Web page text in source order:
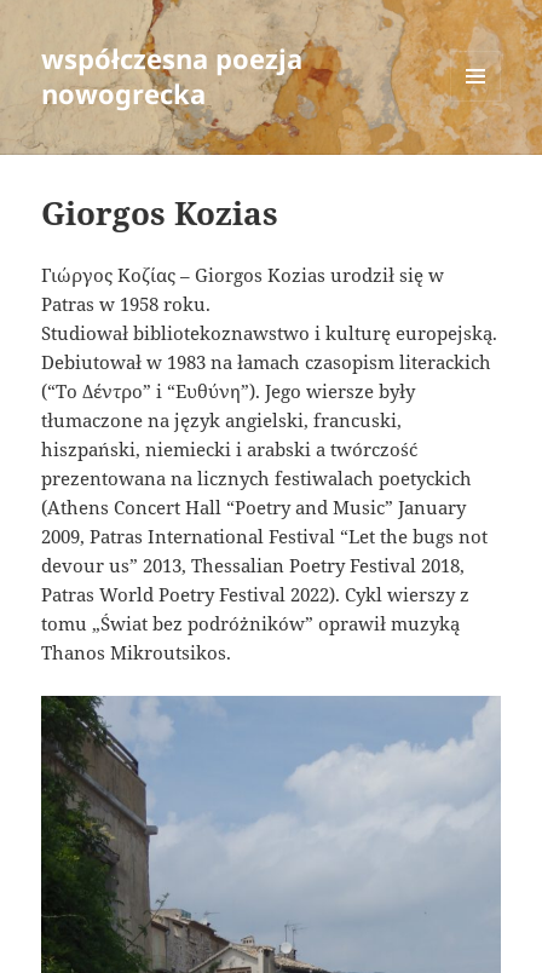
współczesna poezja
nowogrecka
MENU
AND
WIDGETS
Giorgos Kozias
Γιώργος Κοζίας – Giorgos Kozias urodził się w
Patras w 1958 roku.
Studiował bibliotekoznawstwo i kulturę europejską.
Debiutował w 1983 na łamach czasopism literackich
(“Το Δέντρο” i “Ευθύνη”). Jego wiersze były
tłumaczone na język angielski, francuski,
hiszpański, niemiecki i arabski a twórczość
prezentowana na licznych festiwalach poetyckich
(Athens Concert Hall “Poetry and Music” January
2009, Patras International Festival “Let the bugs not
devour us” 2013, Thessalian Poetry Festival 2018,
Patras World Poetry Festival 2022). Cykl wierszy z
tomu „Świat bez podróżników” oprawił muzyką
Thanos Mikroutsikos.